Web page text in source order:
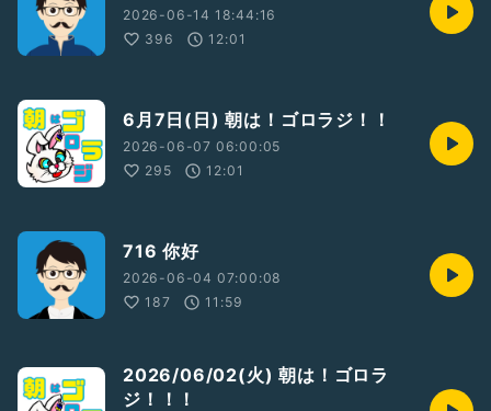
2026-06-14 18:44:16
396
12:01
6月7日(日) 朝は！ゴロラジ！！
2026-06-07 06:00:05
295
12:01
716 你好
2026-06-04 07:00:08
187
11:59
2026/06/02(火) 朝は！ゴロラ
ジ！！！